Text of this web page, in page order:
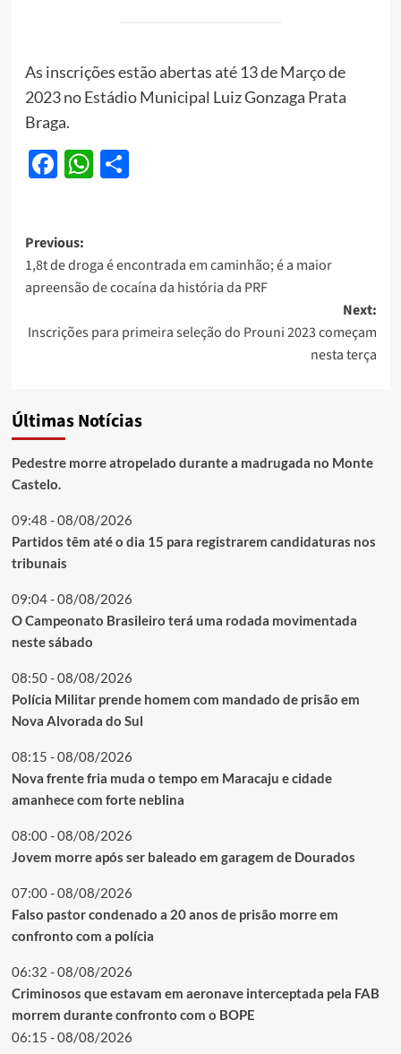
As inscrições estão abertas até 13 de Março de
2023 no Estádio Municipal Luiz Gonzaga Prata
Braga.
Facebook
WhatsApp
Share
Post
navigation
Previous:
1,8t de droga é encontrada em caminhão; é a maior
apreensão de cocaína da história da PRF
Next:
Inscrições para primeira seleção do Prouni 2023 começam
nesta terça
Últimas Notícias
Pedestre morre atropelado durante a madrugada no Monte
Castelo.
09:48 - 08/08/2026
Partidos têm até o dia 15 para registrarem candidaturas nos
tribunais
09:04 - 08/08/2026
O Campeonato Brasileiro terá uma rodada movimentada
neste sábado
08:50 - 08/08/2026
Polícia Militar prende homem com mandado de prisão em
Nova Alvorada do Sul
08:15 - 08/08/2026
Nova frente fria muda o tempo em Maracaju e cidade
amanhece com forte neblina
08:00 - 08/08/2026
Jovem morre após ser baleado em garagem de Dourados
07:00 - 08/08/2026
Falso pastor condenado a 20 anos de prisão morre em
confronto com a polícia
06:32 - 08/08/2026
Criminosos que estavam em aeronave interceptada pela FAB
morrem durante confronto com o BOPE
06:15 - 08/08/2026